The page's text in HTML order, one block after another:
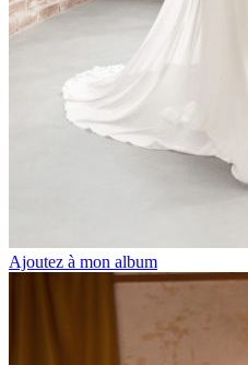
Ajoutez à mon album